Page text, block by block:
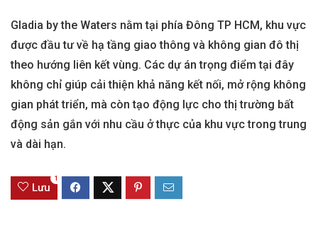
Gladia by the Waters nằm tại phía Đông TP HCM, khu vực
được đầu tư về hạ tầng giao thông và không gian đô thị
theo hướng liên kết vùng. Các dự án trọng điểm tại đây
không chỉ giúp cải thiện khả năng kết nối, mở rộng không
gian phát triển, mà còn tạo động lực cho thị trường bất
động sản gắn với nhu cầu ở thực của khu vực trong trung
và dài hạn.
Lưu
1